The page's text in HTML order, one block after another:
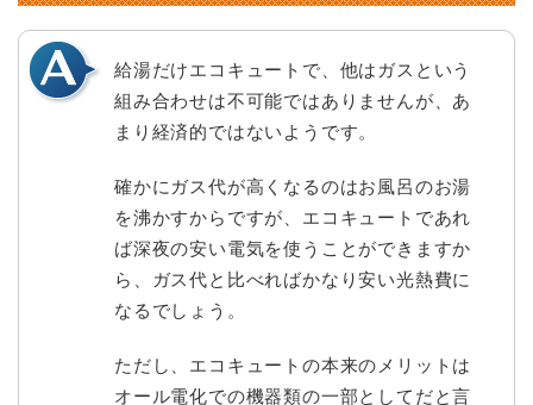
給湯だけエコキュートで、他はガスという
組み合わせは不可能ではありませんが、あ
まり経済的ではないようです。
確かにガス代が高くなるのはお風呂のお湯
を沸かすからですが、エコキュートであれ
ば深夜の安い電気を使うことができますか
ら、ガス代と比べればかなり安い光熱費に
なるでしょう。
ただし、エコキュートの本来のメリットは
オール電化での機器類の一部としてだと言